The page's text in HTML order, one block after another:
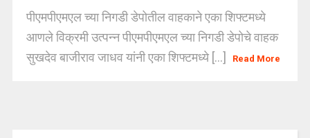
पीएमपीएमएल च्या निगडी डेपोतील वाहकाने एका शिफ्टमध्ये
आणले विक्रमी उत्पन्न पीएमपीएमएल च्या निगडी डेपोचे वाहक
सुखदेव बाजीराव जाधव यांनी एका शिफ्टमध्ये [...]
Read More